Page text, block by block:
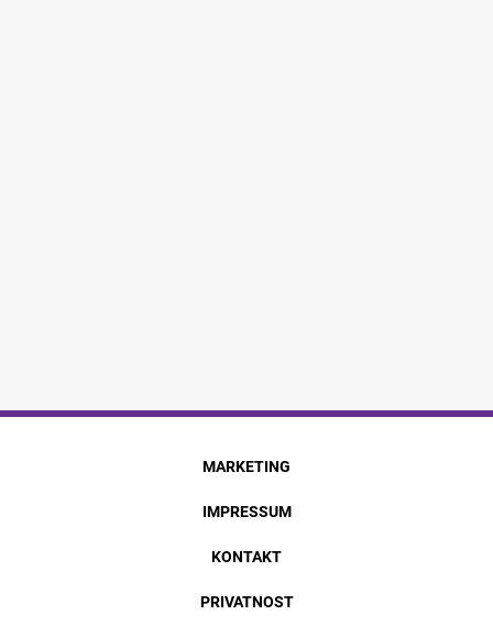
MARKETING
IMPRESSUM
KONTAKT
PRIVATNOST